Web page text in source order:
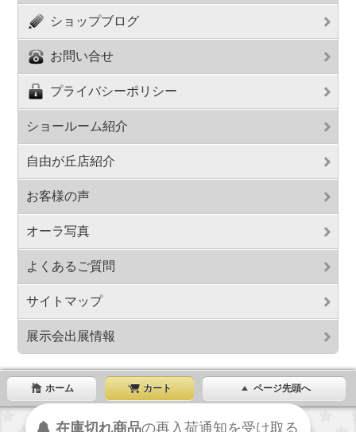
ショップブログ
お問い合せ
プライバシーポリシー
ショールーム紹介
自由が丘店紹介
お客様の声
オーラ写真
よくあるご質問
サイトマップ
展示会出展情報
ホーム カート ページ先頭へ
在庫切れ商品の再入荷通知を受け取る